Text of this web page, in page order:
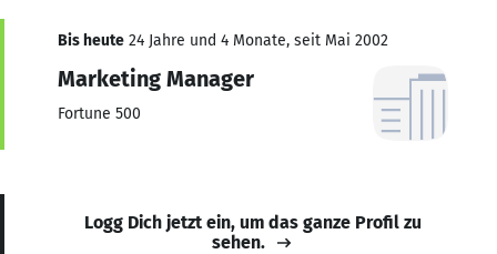
Bis heute 24 Jahre und 4 Monate, seit Mai 2002
Marketing Manager
Fortune 500
Logg Dich jetzt ein, um das ganze Profil zu
sehen.